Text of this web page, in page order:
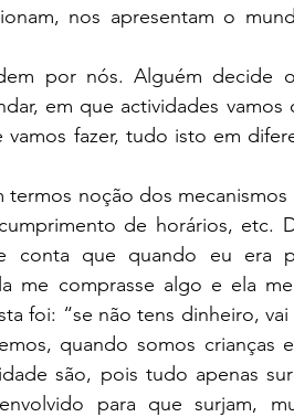
nos apresentam o
por nós. Alguém decide
em que actividades
vamos fazer, tudo isto em
noção dos
de horários, etc.
conta que quando eu era
me comprasse algo e ela
foi: “se não tens dinheiro,
quando somos crianças
são, pois tudo apenas
para que surjam,